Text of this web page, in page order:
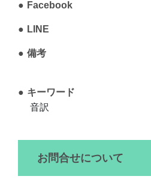
Facebook
LINE
備考
キーワード
音訳
お問合せについて